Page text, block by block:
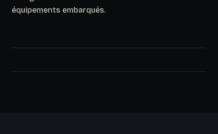
équipements embarqués.